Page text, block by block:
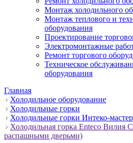
Монтаж холодильного
Монтаж теплового и
оборудования
Проектирование
Электромонтажные
Ремонт торгового
Техническое
оборудования
Главная
Холодильное оборудование
Холодильные горки
Холодильные горки Интеко-мастер
Холодильная горка Enteco Вилия
распашными дверьми)